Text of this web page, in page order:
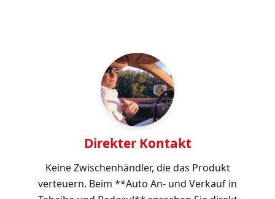
Direkter Kontakt
Keine Zwischenhändler, die das Produkt
verteuern. Beim **Auto An- und Verkauf in